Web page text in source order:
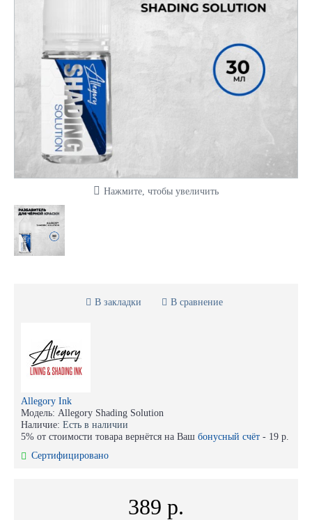
Нажмите, чтобы увеличить
В закладки В сравнение
Allegory Ink
Модель: Allegory Shading Solution
Наличие: Есть в наличии
5% от стоимости товара вернётся на Ваш бонусный счёт - 19 р.
Сертифицировано
389 р.